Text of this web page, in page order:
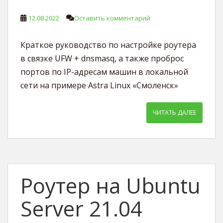
12.08.2022 Оставить комментарий
Краткое руководство по настройке роутера
в связке UFW + dnsmasq, а также проброс
портов по IP-адресам машин в локальной
сети на примере Astra Linux «Смоленск»
ЧИТАТЬ ДАЛЕЕ
Роутер на Ubuntu
Server 21.04